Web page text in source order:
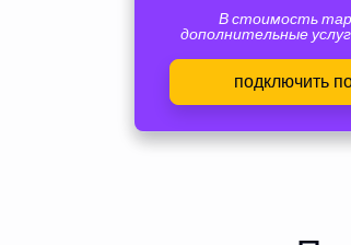
В стоимость
дополнительные
подключить